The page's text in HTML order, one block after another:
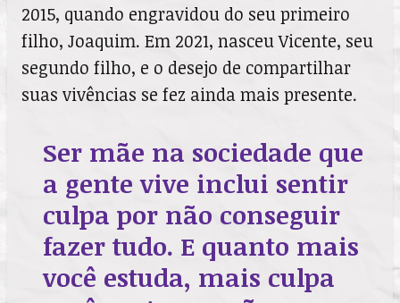
2015, quando engravidou do seu primeiro
filho, Joaquim. Em 2021, nasceu Vicente, seu
segundo filho, e o desejo de compartilhar
suas vivências se fez ainda mais presente.
Ser mãe na sociedade que
a gente vive inclui sentir
culpa por não conseguir
fazer tudo. E quanto mais
você estuda, mais culpa